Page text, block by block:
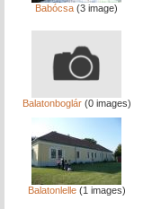
Babócsa (3 image)
Balatonboglár(0 images)
Balatonlelle(1 images)